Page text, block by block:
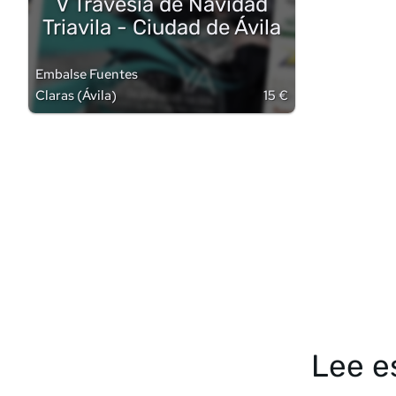
Triavila - Ciudad de Ávila
Embalse Fuentes
Claras (Ávila) 15 €
Lee